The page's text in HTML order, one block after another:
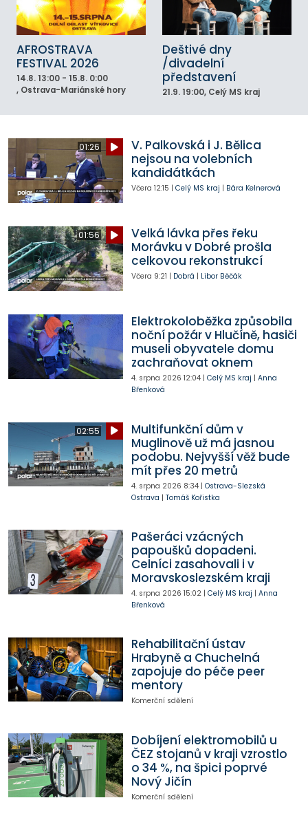
AFROSTRAVA
FESTIVAL 2026
14.8. 13:00 - 15.8. 0:00
, Ostrava-Mariánské hory
Deštivé dny
/divadelní
představení
21.9. 19:00, Celý MS kraj
01:26
V. Palkovská i J. Bělica
nejsou na volebních
kandidátkách
Včera 12:15 | Celý MS kraj | Bára Kelnerová
01:56
Velká lávka přes řeku
Morávku v Dobré prošla
celkovou rekonstrukcí
Včera 9:21 | Dobrá | Libor Běčák
Elektrokoloběžka způsobila
noční požár v Hlučíně, hasiči
museli obyvatele domu
zachraňovat oknem
4. srpna 2026 12:04| Celý MS kraj | Anna
Břenková
02:55
Multifunkční dům v
Muglinově už má jasnou
podobu. Nejvyšší věž bude
mít přes 20 metrů
4. srpna 2026 8:34| Ostrava-Slezská
Ostrava | Tomáš Kořistka
Pašeráci vzácných
papoušků dopadeni.
Celníci zasahovali i v
Moravskoslezském kraji
4. srpna 2026 15:02| Celý MS kraj | Anna
Břenková
Rehabilitační ústav
Hrabyně a Chuchelná
zapojuje do péče peer
mentory
Komerční sdělení
Dobíjení elektromobilů u
ČEZ stojanů v kraji vzrostlo
o 34 %, na špici poprvé
Nový Jičín
Komerční sdělení